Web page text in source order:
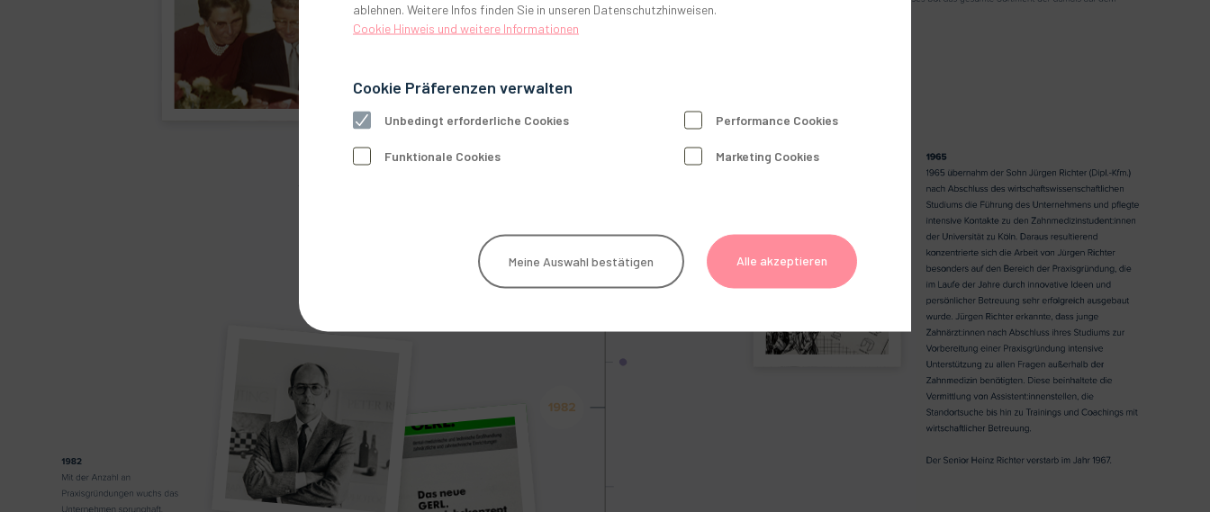
ablehnen. Weitere Infos finden Sie in unseren Datenschutzhinweisen.
Cookie Hinweis und weitere Informationen
Cookie Präferenzen verwalten
Unbedingt erforderliche Cookies Performance Cookies
Funktionale Cookies Marketing Cookies
Meine Auswahl bestätigen Alle akzeptieren